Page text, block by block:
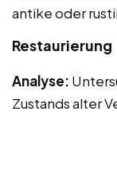
antike oder
Restaurierung
Analyse:
Zustands alter